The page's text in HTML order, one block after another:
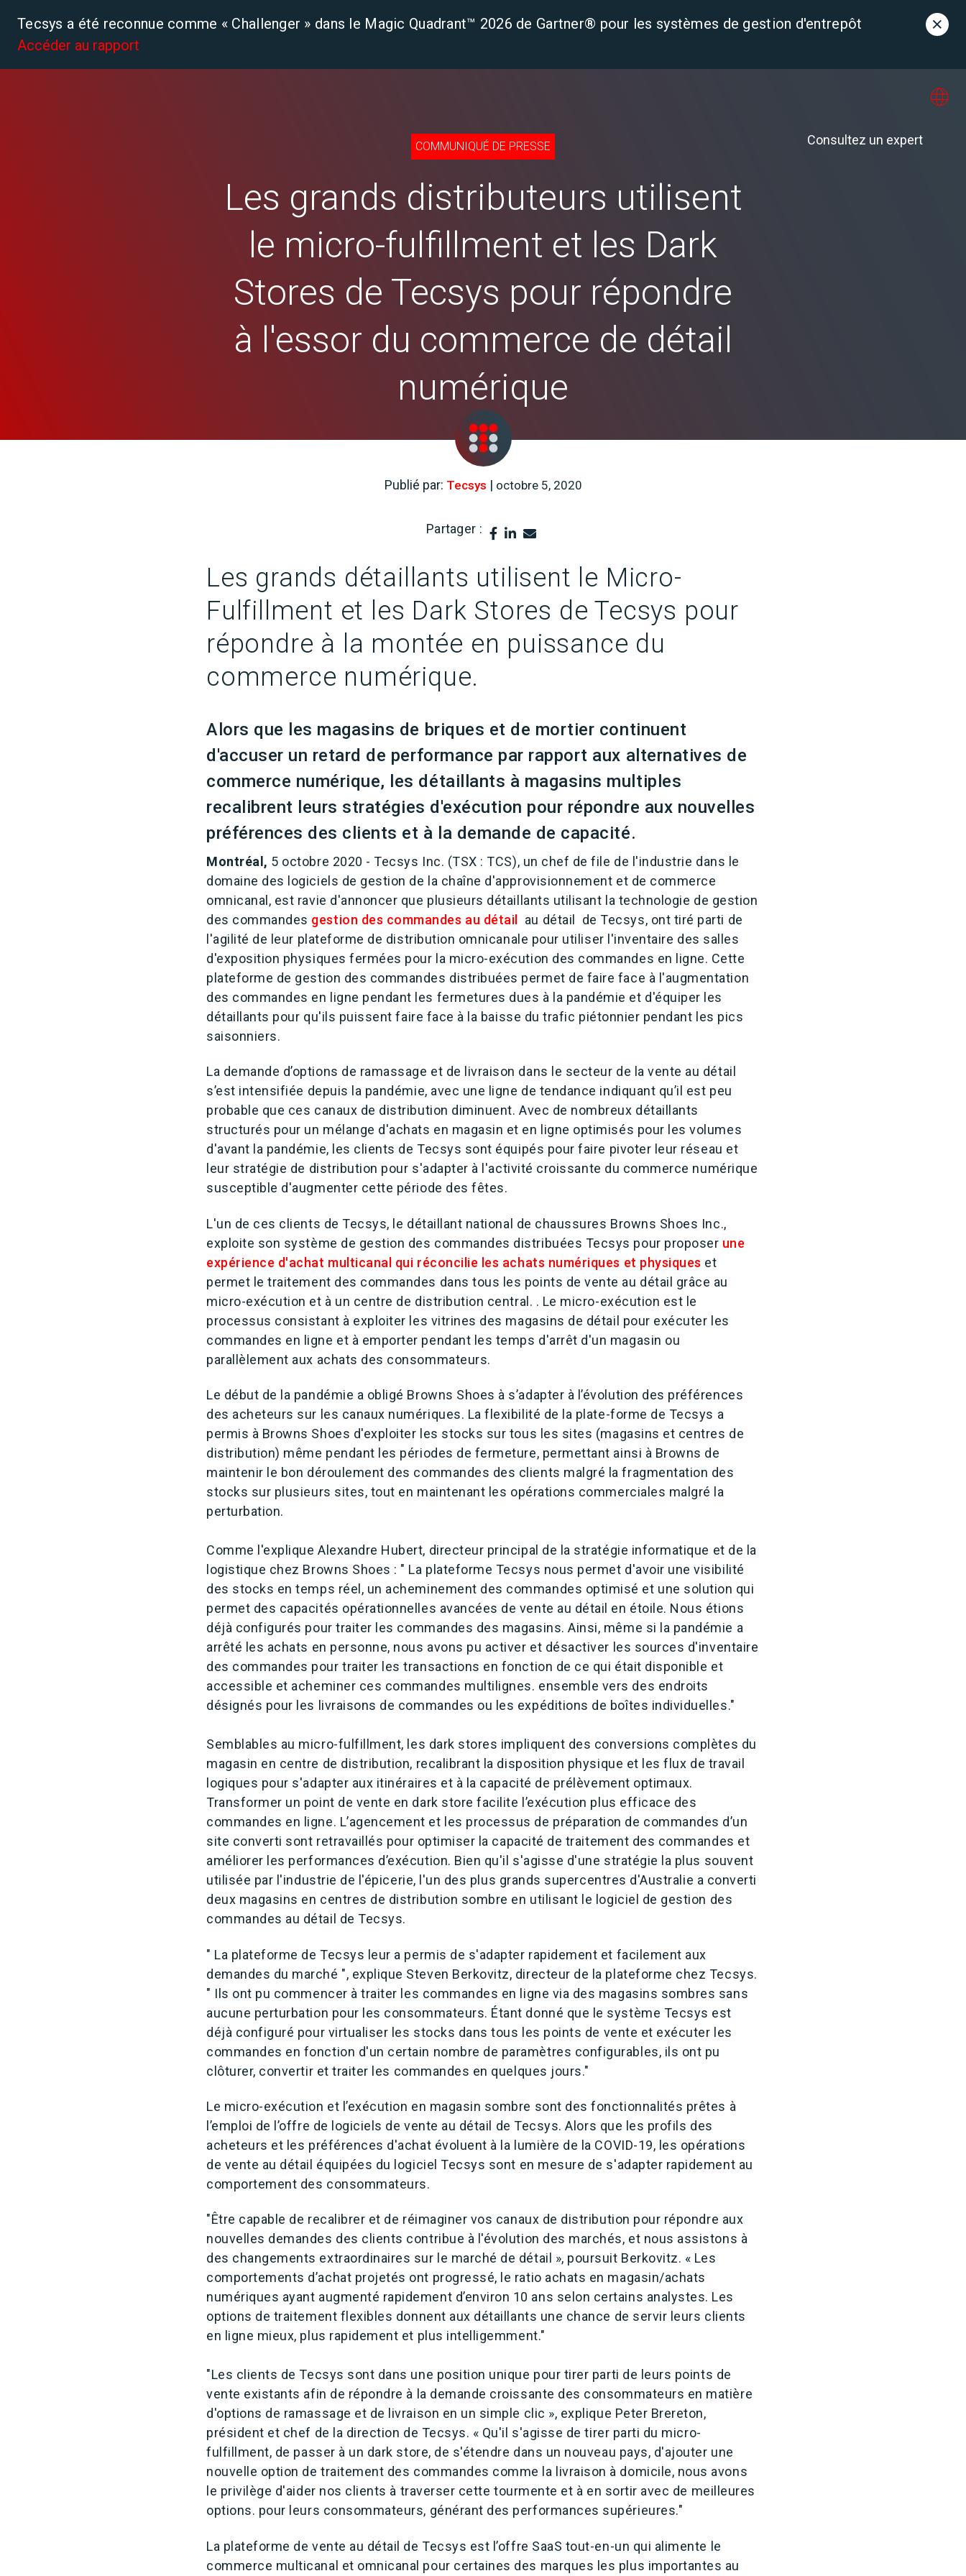
Tecsys a été reconnue comme « Challenger » dans le Magic Quadrant™ 2026 de Gartner® pour les systèmes de gestion d'entrepôt
Accéder au rapport
Secteurs d'activité Ressources Consultez un expert
COMMUNIQUÉ DE PRESSE
Les grands distributeurs utilisent
le micro-fulfillment et les Dark
Stores de Tecsys pour répondre
à l'essor du commerce de détail
numérique
Publié par: Tecsys | octobre 5, 2020
Partager :
Les grands détaillants utilisent le Micro-
Fulfillment et les Dark Stores de Tecsys pour
répondre à la montée en puissance du
commerce numérique.
Alors que les magasins de briques et de mortier continuent
d'accuser un retard de performance par rapport aux alternatives de
commerce numérique, les détaillants à magasins multiples
recalibrent leurs stratégies d'exécution pour répondre aux nouvelles
préférences des clients et à la demande de capacité.
Montréal, 5 octobre 2020 - Tecsys Inc. (TSX : TCS), un chef de file de l'industrie dans le
domaine des logiciels de gestion de la chaîne d'approvisionnement et de commerce
omnicanal, est ravie d'annoncer que plusieurs détaillants utilisant la technologie de gestion
des commandes gestion des commandes au détail
au détail de Tecsys, ont tiré parti de
l'agilité de leur plateforme de distribution omnicanale pour utiliser l'inventaire des salles
d'exposition physiques fermées pour la micro-exécution des commandes en ligne. Cette
plateforme de gestion des commandes distribuées permet de faire face à l'augmentation
des commandes en ligne pendant les fermetures dues à la pandémie et d'équiper les
détaillants pour qu'ils puissent faire face à la baisse du trafic piétonnier pendant les pics
saisonniers.
La demande d’options de ramassage et de livraison dans le secteur de la vente au détail
s’est intensifiée depuis la pandémie, avec une ligne de tendance indiquant qu’il est peu
probable que ces canaux de distribution diminuent. Avec de nombreux détaillants
structurés pour un mélange d'achats en magasin et en ligne optimisés pour les volumes
d'avant la pandémie, les clients de Tecsys sont équipés pour faire pivoter leur réseau et
leur stratégie de distribution pour s'adapter à l'activité croissante du commerce numérique
susceptible d'augmenter cette période des fêtes.
L'un de ces clients de Tecsys, le détaillant national de chaussures Browns Shoes Inc.,
exploite son système de gestion des commandes distribuées Tecsys pour proposer une
expérience d'achat multicanal qui réconcilie les achats numériques et physiques et
permet le traitement des commandes dans tous les points de vente au détail grâce au
micro-exécution et à un centre de distribution central. . Le micro-exécution est le
processus consistant à exploiter les vitrines des magasins de détail pour exécuter les
commandes en ligne et à emporter pendant les temps d'arrêt d'un magasin ou
parallèlement aux achats des consommateurs.
Le début de la pandémie a obligé Browns Shoes à s’adapter à l’évolution des préférences
des acheteurs sur les canaux numériques. La flexibilité de la plate-forme de Tecsys a
permis à Browns Shoes d'exploiter les stocks sur tous les sites (magasins et centres de
distribution) même pendant les périodes de fermeture, permettant ainsi à Browns de
maintenir le bon déroulement des commandes des clients malgré la fragmentation des
stocks sur plusieurs sites, tout en maintenant les opérations commerciales malgré la
perturbation.
Comme l'explique Alexandre Hubert, directeur principal de la stratégie informatique et de la
logistique chez Browns Shoes : " La plateforme Tecsys nous permet d'avoir une visibilité
des stocks en temps réel, un acheminement des commandes optimisé et une solution qui
permet des capacités opérationnelles avancées de vente au détail en étoile. Nous étions
déjà configurés pour traiter les commandes des magasins. Ainsi, même si la pandémie a
arrêté les achats en personne, nous avons pu activer et désactiver les sources d'inventaire
des commandes pour traiter les transactions en fonction de ce qui était disponible et
accessible et acheminer ces commandes multilignes. ensemble vers des endroits
désignés pour les livraisons de commandes ou les expéditions de boîtes individuelles."
Semblables au micro-fulfillment, les dark stores impliquent des conversions complètes du
magasin en centre de distribution, recalibrant la disposition physique et les flux de travail
logiques pour s'adapter aux itinéraires et à la capacité de prélèvement optimaux.
Transformer un point de vente en dark store facilite l’exécution plus efficace des
commandes en ligne. L’agencement et les processus de préparation de commandes d’un
site converti sont retravaillés pour optimiser la capacité de traitement des commandes et
améliorer les performances d’exécution. Bien qu'il s'agisse d'une stratégie la plus souvent
utilisée par l'industrie de l'épicerie, l'un des plus grands supercentres d'Australie a converti
deux magasins en centres de distribution sombre en utilisant le logiciel de gestion des
commandes au détail de Tecsys.
" La plateforme de Tecsys leur a permis de s'adapter rapidement et facilement aux
demandes du marché ", explique Steven Berkovitz, directeur de la plateforme chez Tecsys.
" Ils ont pu commencer à traiter les commandes en ligne via des magasins sombres sans
aucune perturbation pour les consommateurs. Étant donné que le système Tecsys est
déjà configuré pour virtualiser les stocks dans tous les points de vente et exécuter les
commandes en fonction d'un certain nombre de paramètres configurables, ils ont pu
clôturer, convertir et traiter les commandes en quelques jours."
Le micro-exécution et l’exécution en magasin sombre sont des fonctionnalités prêtes à
l’emploi de l’offre de logiciels de vente au détail de Tecsys. Alors que les profils des
acheteurs et les préférences d'achat évoluent à la lumière de la COVID-19, les opérations
de vente au détail équipées du logiciel Tecsys sont en mesure de s'adapter rapidement au
comportement des consommateurs.
"Être capable de recalibrer et de réimaginer vos canaux de distribution pour répondre aux
nouvelles demandes des clients contribue à l'évolution des marchés, et nous assistons à
des changements extraordinaires sur le marché de détail », poursuit Berkovitz. « Les
comportements d’achat projetés ont progressé, le ratio achats en magasin/achats
numériques ayant augmenté rapidement d’environ 10 ans selon certains analystes. Les
options de traitement flexibles donnent aux détaillants une chance de servir leurs clients
en ligne mieux, plus rapidement et plus intelligemment."
"Les clients de Tecsys sont dans une position unique pour tirer parti de leurs points de
vente existants afin de répondre à la demande croissante des consommateurs en matière
d'options de ramassage et de livraison en un simple clic », explique Peter Brereton,
président et chef de la direction de Tecsys. « Qu'il s'agisse de tirer parti du micro-
fulfillment, de passer à un dark store, de s'étendre dans un nouveau pays, d'ajouter une
nouvelle option de traitement des commandes comme la livraison à domicile, nous avons
le privilège d'aider nos clients à traverser cette tourmente et à en sortir avec de meilleures
options. pour leurs consommateurs, générant des performances supérieures."
La plateforme de vente au détail de Tecsys est l’offre SaaS tout-en-un qui alimente le
commerce multicanal et omnicanal pour certaines des marques les plus importantes au